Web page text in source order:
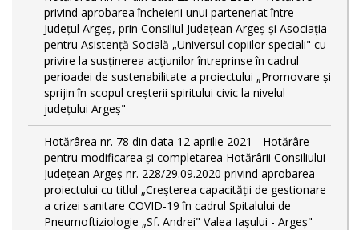
privind aprobarea încheierii unui parteneriat între
Județul Argeș, prin Consiliul Județean Argeș și Asociația
pentru Asistență Socială „Universul copiilor speciali" cu
privire la susținerea acțiunilor întreprinse în cadrul
perioadei de sustenabilitate a proiectului „Promovare și
sprijin în scopul creșterii spiritului civic la nivelul
județului Argeș"
Hotărârea nr. 78 din data 12 aprilie 2021 - Hotărâre
pentru modificarea și completarea Hotărârii Consiliului
Județean Argeș nr. 228/29.09.2020 privind aprobarea
proiectului cu titlul „Creșterea capacității de gestionare
a crizei sanitare COVID-19 în cadrul Spitalului de
Pneumoftiziologie „Sf. Andrei" Valea Iașului - Argeș"